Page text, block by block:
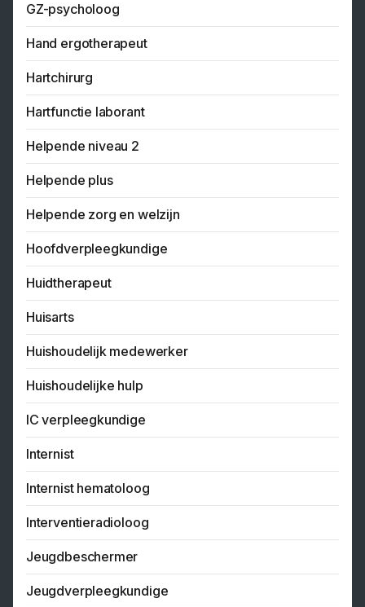
GZ-psycholoog
Hand ergotherapeut
Hartchirurg
Hartfunctie laborant
Helpende niveau 2
Helpende plus
Helpende zorg en welzijn
Hoofdverpleegkundige
Huidtherapeut
Huisarts
Huishoudelijk medewerker
Huishoudelijke hulp
IC verpleegkundige
Internist
Internist hematoloog
Interventieradioloog
Jeugdbeschermer
Jeugdverpleegkundige